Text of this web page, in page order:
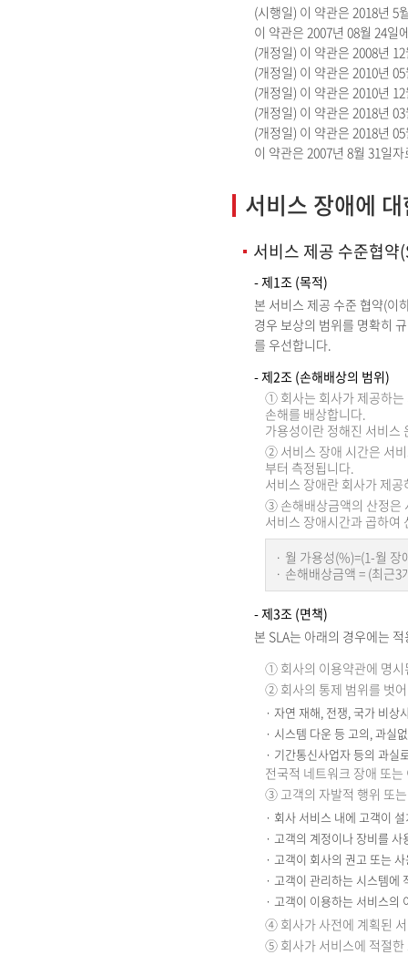
(시행일) 이 약관은 2018년 5
이 약관은 2007년 08월 24일
(개정일) 이 약관은 2008년
(개정일) 이 약관은 2010년
(개정일) 이 약관은 2010년
(개정일) 이 약관은 2018년
(개정일) 이 약관은 2018년
이 약관은 2007년 8월 31일
서비스 장애에
서비스 제공 수준협약
- 제1조 (목적)
본 서비스 제공 수준 협약(이
경우 보상의 범위를 명확히
를 우선합니다.
- 제2조 (손해배상의 범위)
① 회사는 회사가 제공하는
손해를 배상합니다.
가용성이란 정해진 서비스
② 서비스 장애 시간은 서
부터 측정됩니다.
서비스 장애란 회사가 제
③ 손해배상금액의 산정은
서비스 장애시간과 곱하여
· 월 가용성(%)=(1-월
· 손해배상금액 = (최근
- 제3조 (면책)
본 SLA는 아래의 경우에는
① 회사의 이용약관에 명시
② 회사의 통제 범위를 벗
· 자연 재해, 전쟁, 국가 비상
· 시스템 다운 등 고의, 과실
· 기간통신사업자 등의 과실
전국적 네트워크 장애 또
③ 고객의 자발적 행위 또
· 회사 서비스 내에 고객이
· 고객의 계정이나 장비를
· 고객이 회사의 권고 또는
· 고객이 관리하는 시스템에
· 고객이 이용하는 서비스의
④ 회사가 사전에 계획된
⑤ 회사가 서비스에 적절한